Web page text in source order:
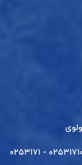
- ۰۲۵۳۱۷۱